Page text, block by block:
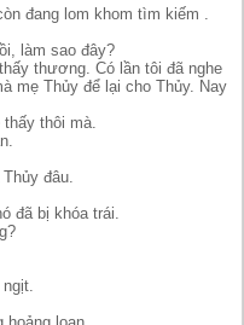
đang lom khom tìm kiếm .
làm sao đây?
thương. Có lần tôi đã nghe
mẹ Thủy để lại cho Thủy. Nay
thôi mà.
đâu.
đã bị khóa trái.
loạn.